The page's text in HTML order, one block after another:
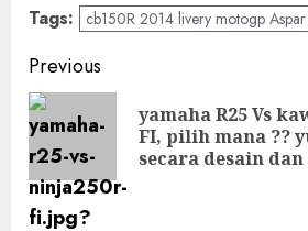
Tags: cb150R 2014 livery motogp Aspar
Post
navigation
Previous
yamaha R25 Vs
FI, pilih mana ??
secara desain